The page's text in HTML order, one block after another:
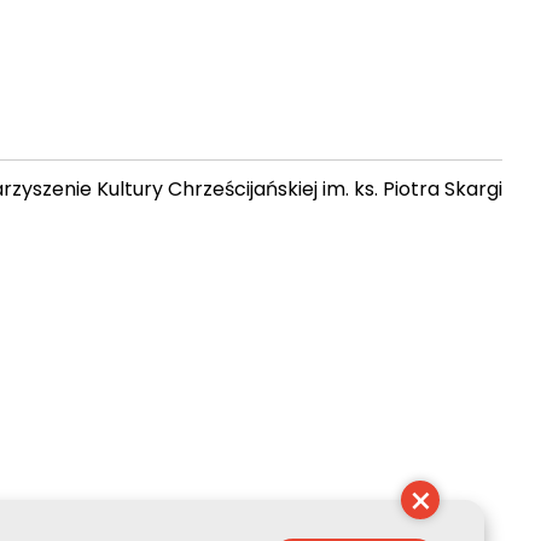
Kultury Chrześcijańskiej im. ks. Piotra Skargi
×